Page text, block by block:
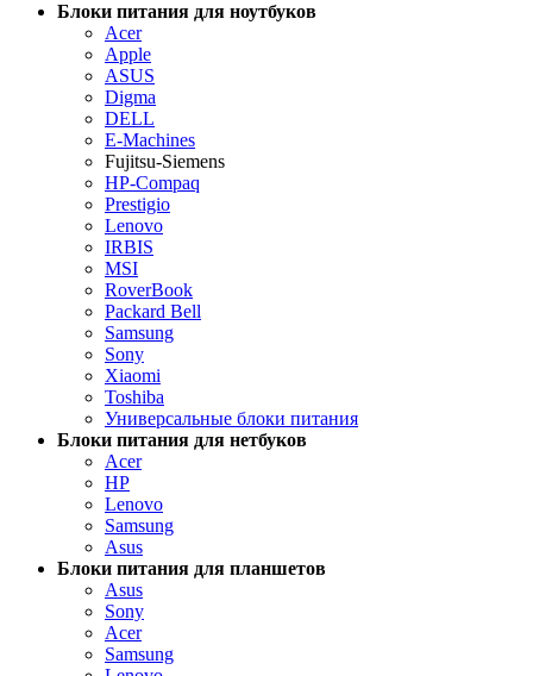
Блоки питания для ноутбуков
Acer
Apple
ASUS
Digma
DELL
E-Machines
Fujitsu-Siemens
HP-Compaq
Prestigio
Lenovo
IRBIS
MSI
RoverBook
Packard Bell
Samsung
Sony
Xiaomi
Toshiba
Универсальные блоки питания
Блоки питания для нетбуков
Acer
HP
Lenovo
Samsung
Asus
Блоки питания для планшетов
Asus
Sony
Acer
Samsung